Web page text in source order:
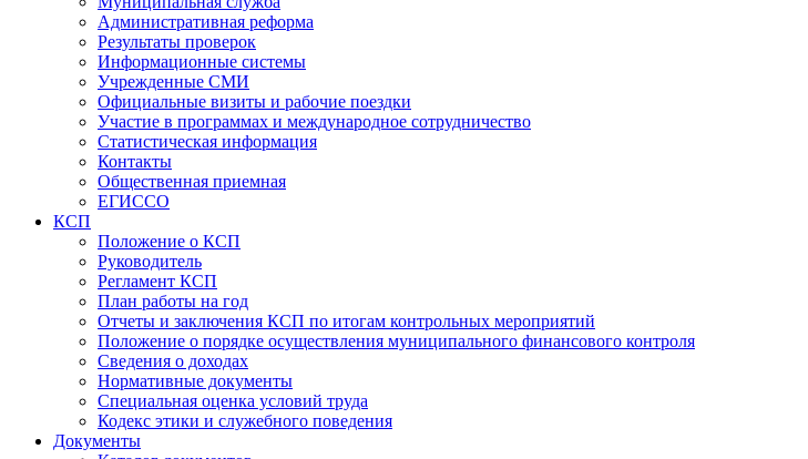
Административная реформа
Результаты проверок
Информационные системы
Учрежденные СМИ
Официальные визиты и рабочие поездки
Участие в программах и международное сотрудничество
Статистическая информация
Контакты
Общественная приемная
ЕГИССО
КСП
Положение о КСП
Руководитель
Регламент КСП
План работы на год
Отчеты и заключения КСП по итогам контрольных мероприятий
Положение о порядке осуществления муниципального финансового контроля
Сведения о доходах
Нормативные документы
Специальная оценка условий труда
Кодекс этики и служебного поведения
Документы